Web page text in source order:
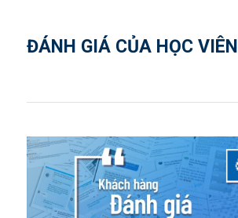
ĐÁNH GIÁ CỦA HỌC VIÊN